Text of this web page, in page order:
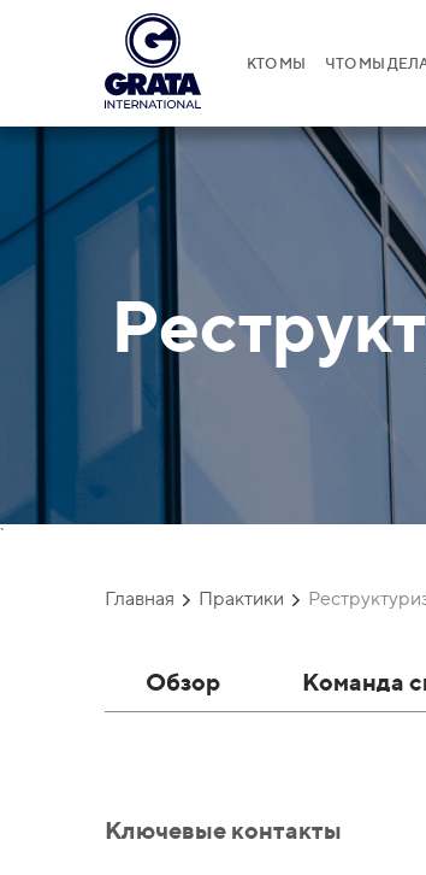
КТО МЫ ЧТО МЫ
`
Главная Практики
Обзор Команда
Ключевые контакты